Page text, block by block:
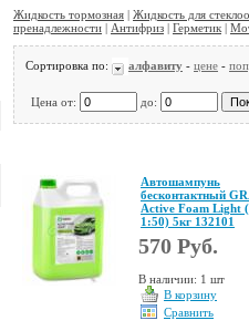
Жидкость тормозная | Жидкость для
пренадлежности | Антифриз | Герметик |
Сортировка по: алфавиту - цене -
Цена от: до:
Автошампунь
бесконтактный
Active Foam Light
1:50) 5кг 132101
570 Руб.
В наличии: 1 шт
В корзину
Сравнить